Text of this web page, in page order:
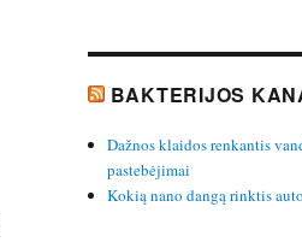
BAKTERIJOS
Dažnos klaidos renkantis
pastebėjimai
Kokią nano dangą rinktis